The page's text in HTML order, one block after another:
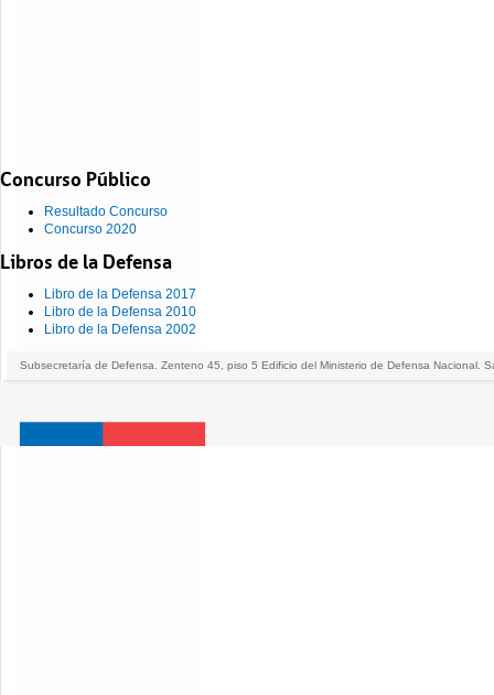
Concurso Público
Resultado Concurso
Concurso 2020
Libros de la Defensa
Libro de la Defensa 2017
Libro de la Defensa 2010
Libro de la Defensa 2002
Subsecretaría de Defensa. Zenteno 45, piso 5 Edificio del Ministerio de Defensa Nacional.